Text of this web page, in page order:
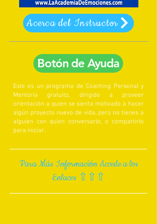
Acerca del Instructor
Botón de Ayuda
Este es un programa de Coaching Personal y
Mentoría gratuito, dirigido a proveer
orientación a quien se sienta motivado a hacer
algún proyecto nuevo de vida, pero no tienes a
alguien con quien conversarlo, o compartirlo
para iniciar.
Para Más Información Accede a los
Enlaces ⇧⇧⇧